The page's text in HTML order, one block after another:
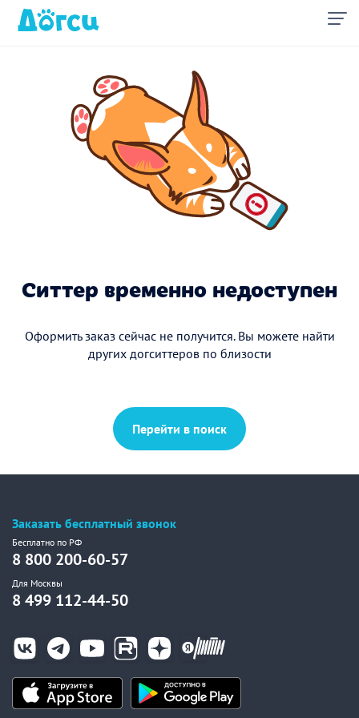
Ситтер временно недоступен
Оформить заказ сейчас не получится. Вы можете найти
других догситтеров по близости
Перейти в поиск
Заказать бесплатный звонок
Бесплатно по РФ
8 800 200-60-57
Для Москвы
8 499 112-44-50